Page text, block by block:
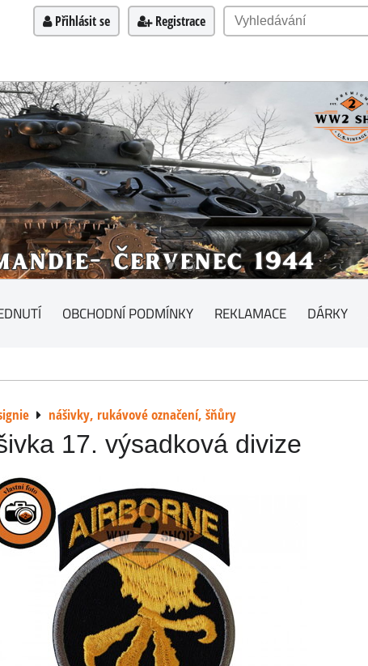
Přihlásit se Registrace
OBCHODNÍ PODMÍNKY REKLAMACE DÁRKY
nášivky, rukávové označení, šňůry
17. výsadková divize